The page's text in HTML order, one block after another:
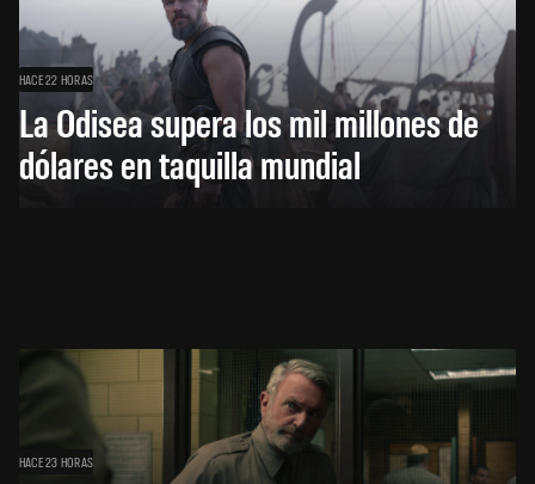
HACE 22 HORAS
La Odisea supera los mil millones de
dólares en taquilla mundial
HACE 23 HORAS